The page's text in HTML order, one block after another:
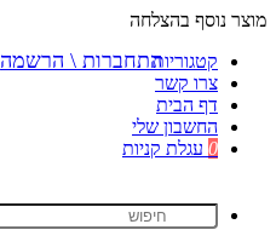
מוצר נוסף בהצלחה
קטגוריות
צרו קשר
דף הבית
החשבון שלי
0 עגלת קניות
התחברות \ הרשמה